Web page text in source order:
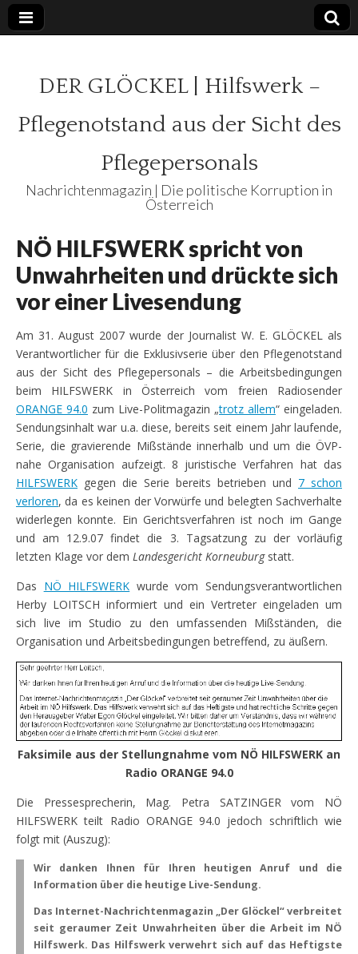
DER GLÖCKEL | Hilfswerk –
Pflegenotstand aus der Sicht des
Pflegepersonals
Nachrichtenmagazin | Die politische Korruption in
Österreich
NÖ HILFSWERK spricht von
Unwahrheiten und drückte sich
vor einer Livesendung
Am 31. August 2007 wurde der Journalist W. E. GLÖCKEL als
Verantwortlicher für die Exklusivserie über den Pflegenotstand
aus der Sicht des Pflegepersonals – die Arbeitsbedingungen
beim HILFSWERK in Österreich vom freien Radiosender
ORANGE 94.0 zum Live-Politmagazin „trotz allem“ eingeladen.
Sendungsinhalt war u.a. diese, bereits seit einem Jahr laufende,
Serie, die gravierende Mißstände innerhalb und um die ÖVP-
nahe Organisation aufzeigt. 8 juristische Verfahren hat das
HILFSWERK gegen die Serie bereits betrieben und 7 schon
verloren, da es keinen der Vorwürfe und belegten Sachverhalte
widerlegen konnte. Ein Gerichtsverfahren ist noch im Gange
und am 12.9.07 findet die 3. Tagsatzung zu der vorläufig
letzten Klage vor dem Landesgericht Korneuburgstatt.
Das NÖ HILFSWERK wurde vom Sendungsverantwortlichen
Herby LOITSCH informiert und ein Vertreter eingeladen um
sich live im Studio zu den umfassenden Mißständen, die
Organisation und Arbeitsbedingungen betreffend, zu äußern.
Faksimile aus der Stellungnahme vom NÖ HILFSWERK an
Radio ORANGE 94.0
Die Pressesprecherin, Mag. Petra SATZINGER vom NÖ
HILFSWERK teilt Radio ORANGE 94.0 jedoch schriftlich wie
folgt mit (Auszug):
Wir danken Ihnen für Ihren heutigen Anruf und die
Information über die heutige Live-Sendung.
Das Internet-Nachrichtenmagazin „Der Glöckel“ verbreitet
seit geraumer Zeit Unwahrheiten über die Arbeit im NÖ
Hilfswerk. Das Hilfswerk verwehrt sich auf das Heftigste